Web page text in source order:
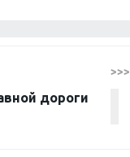
дороги
>>>